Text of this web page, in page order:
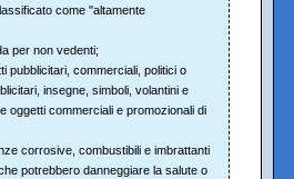
come "altamente
per non vedenti;
pubblicitari, commerciali, politici o
insegne, simboli, volantini e
oggetti commerciali e promozionali di
corrosive, combustibili e imbrattanti
potrebbero danneggiare la salute o